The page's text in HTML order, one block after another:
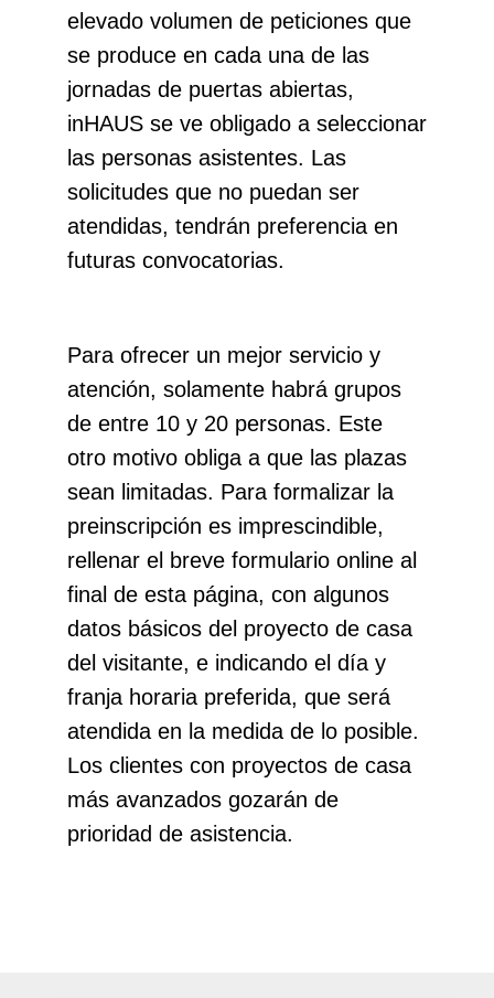
elevado volumen de peticiones que
se produce en cada una de las
jornadas de puertas abiertas,
inHAUS se ve obligado a seleccionar
las personas asistentes. Las
solicitudes que no puedan ser
atendidas, tendrán preferencia en
futuras convocatorias.
Para ofrecer un mejor servicio y
atención, solamente habrá grupos
de entre 10 y 20 personas. Este
otro motivo obliga a que las plazas
sean limitadas. Para formalizar la
preinscripción es imprescindible,
rellenar el breve formulario online al
final de esta página, con algunos
datos básicos del proyecto de casa
del visitante, e indicando el día y
franja horaria preferida, que será
atendida en la medida de lo posible.
Los clientes con proyectos de casa
más avanzados gozarán de
prioridad de asistencia.